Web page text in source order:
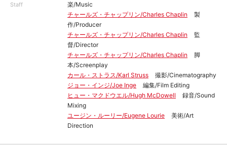
Staff
楽/Music
チャールズ・チャップリン/Charles Chaplin
製
作/Producer
チャールズ・チャップリン/Charles Chaplin
監
督/Director
チャールズ・チャップリン/Charles Chaplin
脚
本/Screenplay
カール・ストラス/Karl Struss
撮影/Cinematography
ジョー・インジ/Joe Inge
編集/Film Editing
ヒュー・マクドウエル/Hugh McDowell
録音/Sound
Mixing
ユージン・ルーリー/Eugene Lourie
美術/Art
Direction